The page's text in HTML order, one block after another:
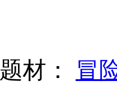
题材： 冒